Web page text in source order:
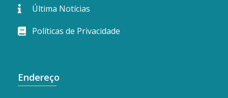
Última Notícias
Políticas de Privacidade
Endereço